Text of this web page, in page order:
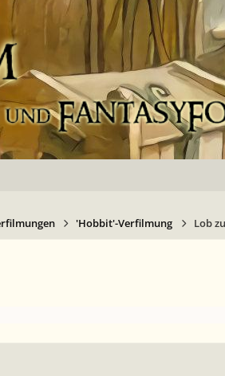
'Hobbit'-Verfilmung Lob